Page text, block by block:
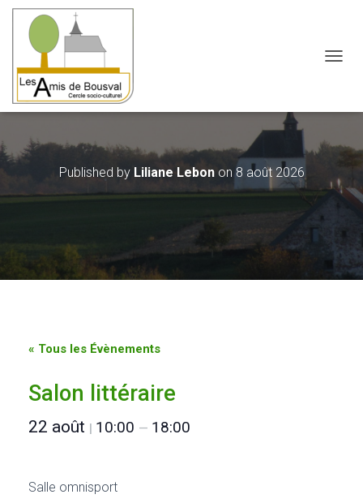
Published by Liliane Lebonon8 août 2026
« Tous les Évènements
Salon littéraire
22 août | 10:00 — 18:00
Salle omnisport